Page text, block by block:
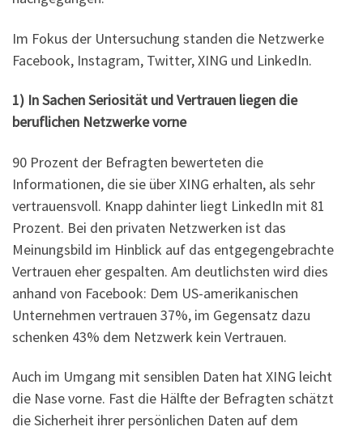
Im Fokus der Untersuchung standen die Netzwerke
Facebook, Instagram, Twitter, XING und LinkedIn.
1) In Sachen Seriosität und Vertrauen liegen die
beruflichen Netzwerke vorne
90 Prozent der Befragten bewerteten die
Informationen, die sie über XING erhalten, als sehr
vertrauensvoll. Knapp dahinter liegt LinkedIn mit 81
Prozent. Bei den privaten Netzwerken ist das
Meinungsbild im Hinblick auf das entgegengebrachte
Vertrauen eher gespalten. Am deutlichsten wird dies
anhand von Facebook: Dem US-amerikanischen
Unternehmen vertrauen 37%, im Gegensatz dazu
schenken 43% dem Netzwerk kein Vertrauen.
Auch im Umgang mit sensiblen Daten hat XING leicht
die Nase vorne. Fast die Hälfte der Befragten schätzt
die Sicherheit ihrer persönlichen Daten auf dem